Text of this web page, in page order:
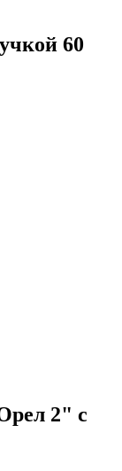
60
2" с